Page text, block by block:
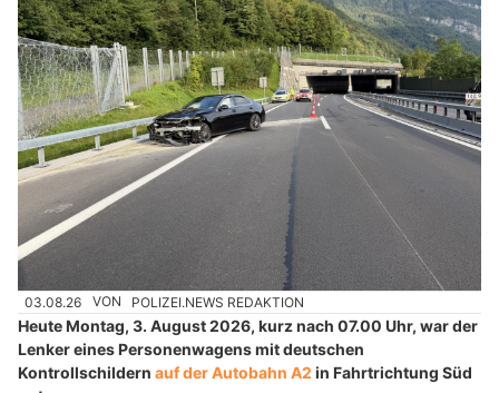
03.08.26 VON POLIZEI.NEWS REDAKTION
Heute Montag, 3. August 2026, kurz nach 07.00 Uhr, war der
Lenker eines Personenwagens mit deutschen
Kontrollschildern auf der Autobahn A2 in Fahrtrichtung Süd